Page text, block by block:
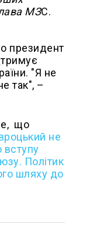
МЗС.
президент
"Я не
так", –
що
не
вступу
Політик
шляху до